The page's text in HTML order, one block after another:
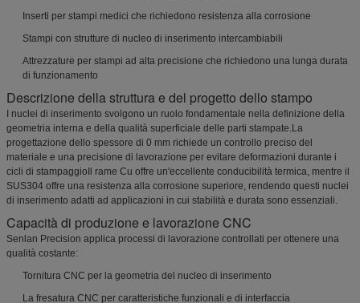
Inserti per stampi medici che richiedono resistenza alla corrosione
Stampi con strutture di nucleo di inserimento intercambiabili
Attrezzature per stampi ad alta precisione che richiedono una lunga durata
di funzionamento
Descrizione della struttura e del progetto dello stampo
I nuclei di inserimento svolgono un ruolo fondamentale nella definizione della
geometria interna e della qualità superficiale delle parti stampate.La
progettazione dello spessore di 0 mm richiede un controllo preciso del
materiale e una precisione di lavorazione per evitare deformazioni durante i
cicli di stampaggioIl rame Cu offre un'eccellente conducibilità termica, mentre il
SUS304 offre una resistenza alla corrosione superiore, rendendo questi nuclei
di inserimento adatti ad applicazioni in cui stabilità e durata sono essenziali.
Capacità di produzione e lavorazione CNC
Senlan Precision applica processi di lavorazione controllati per ottenere una
qualità costante:
Tornitura CNC per la geometria del nucleo di inserimento
La fresatura CNC per caratteristiche funzionali e di interfaccia